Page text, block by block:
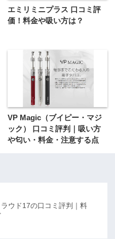
エミリミニプラス 口コミ評
価！料金や吸い方は？
VP Magic（ブイピー・マジ
ック） 口コミ評判｜吸い方
や匂い・料金・注意する点
ウド17の口コミ評判｜料